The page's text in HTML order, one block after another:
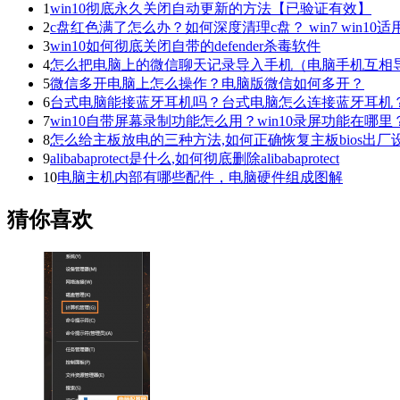
1win10彻底永久关闭自动更新的方法【已验证有效】
2c盘红色满了怎么办？如何深度清理c盘？ win7 win10适
3win10如何彻底关闭自带的defender杀毒软件
4怎么把电脑上的微信聊天记录导入手机（电脑手机互相
5微信多开电脑上怎么操作？电脑版微信如何多开？
6台式电脑能接蓝牙耳机吗？台式电脑怎么连接蓝牙耳机
7win10自带屏幕录制功能怎么用？win10录屏功能在哪里
8怎么给主板放电的三种方法,如何正确恢复主板bios出厂
9alibabaprotect是什么,如何彻底删除alibabaprotect
10电脑主机内部有哪些配件，电脑硬件组成图解
猜你喜欢